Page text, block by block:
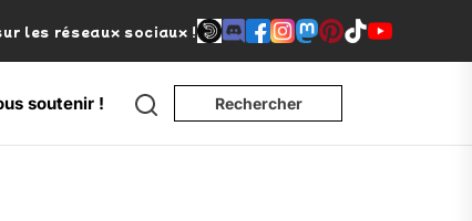
les réseaux sociaux !
soutenir ! Search Rechercher